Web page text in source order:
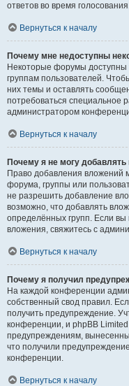
ответов во время
Вернуться к началу
Почему мне недоступны
Некоторые форумы доступны
группам пользователей.
них темы и оставлять
потребоваться специальное
администратором
Вернуться к началу
Почему я не могу
Право добавления вложений
форума, группы или
не разрешить добавление
возможно, что добавлять
определённых групп. Если
вложения, свяжитесь с
Вернуться к началу
Почему я получил
На каждой конференции
собственный свод правил.
получить предупреждение.
конференции, и phpBB
предупреждениям,
что получили
конференции.
Вернуться к началу